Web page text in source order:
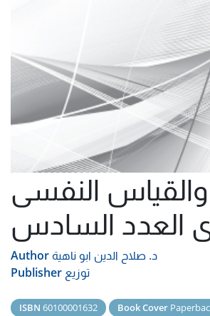
والقياس النفسى
العدد السادس
Author د. صلاح الدين ابو ناهية
Publisher توزيع
ISBN 60100001632 Book Cover